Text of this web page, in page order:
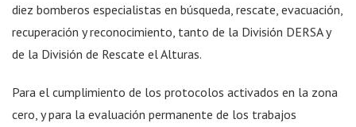
diez bomberos especialistas en búsqueda, rescate, evacuación,
recuperación y reconocimiento, tanto de la División DERSA y
de la División de Rescate el Alturas.
Para el cumplimiento de los protocolos activados en la zona
cero, y para la evaluación permanente de los trabajos